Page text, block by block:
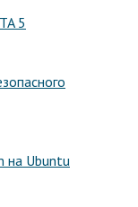
5
на Ubuntu